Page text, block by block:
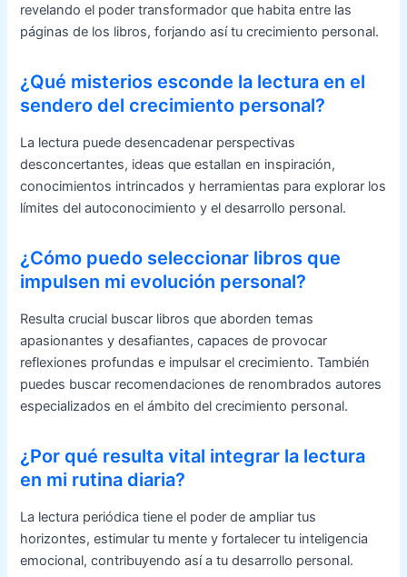
revelando el poder transformador que habita entre las
páginas de los libros, forjando así tu crecimiento personal.
¿Qué misterios esconde la lectura en el
sendero del crecimiento personal?
La lectura puede desencadenar perspectivas
desconcertantes, ideas que estallan en inspiración,
conocimientos intrincados y herramientas para explorar los
límites del autoconocimiento y el desarrollo personal.
¿Cómo puedo seleccionar libros que
impulsen mi evolución personal?
Resulta crucial buscar libros que aborden temas
apasionantes y desafiantes, capaces de provocar
reflexiones profundas e impulsar el crecimiento. También
puedes buscar recomendaciones de renombrados autores
especializados en el ámbito del crecimiento personal.
¿Por qué resulta vital integrar la lectura
en mi rutina diaria?
La lectura periódica tiene el poder de ampliar tus
horizontes, estimular tu mente y fortalecer tu inteligencia
emocional, contribuyendo así a tu desarrollo personal.